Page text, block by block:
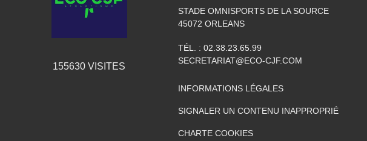
155630 VISITES
STADE OMNISPORTS DE LA SOURCE
45072 ORLEANS
TÉL. : 02.38.23.65.99
SECRETARIAT@ECO-CJF.COM
INFORMATIONS LÉGALES
SIGNALER UN CONTENU INAPPROPRIÉ
CHARTE COOKIES